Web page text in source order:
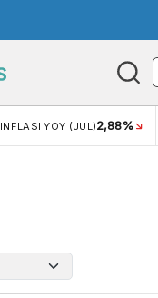
INFLASI YOY (JUL)2,88%